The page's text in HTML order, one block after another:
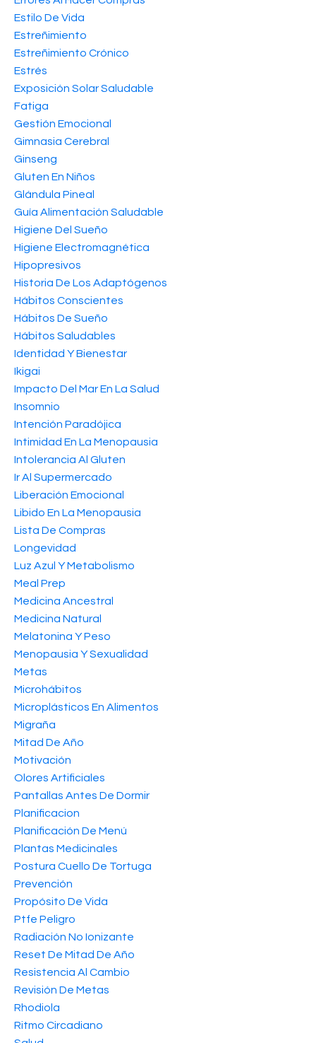
Estilo De Vida
Estreñimiento
Estreñimiento Crónico
Estrés
Exposición Solar Saludable
Fatiga
Gestión Emocional
Gimnasia Cerebral
Ginseng
Gluten En Niños
Glándula Pineal
Guía Alimentación Saludable
Higiene Del Sueño
Higiene Electromagnética
Hipopresivos
Historia De Los Adaptógenos
Hábitos Conscientes
Hábitos De Sueño
Hábitos Saludables
Identidad Y Bienestar
Ikigai
Impacto Del Mar En La Salud
Insomnio
Intención Paradójica
Intimidad En La Menopausia
Intolerancia Al Gluten
Ir Al Supermercado
Liberación Emocional
Libido En La Menopausia
Lista De Compras
Longevidad
Luz Azul Y Metabolismo
Meal Prep
Medicina Ancestral
Medicina Natural
Melatonina Y Peso
Menopausia Y Sexualidad
Metas
Microhábitos
Microplásticos En Alimentos
Migraña
Mitad De Año
Motivación
Olores Artificiales
Pantallas Antes De Dormir
Planificacion
Planificación De Menú
Plantas Medicinales
Postura Cuello De Tortuga
Prevención
Propósito De Vida
Ptfe Peligro
Radiación No Ionizante
Reset De Mitad De Año
Resistencia Al Cambio
Revisión De Metas
Rhodiola
Ritmo Circadiano